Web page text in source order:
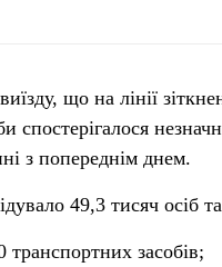
що на лінії
спостерігалося
з попереднім днем.
49,3 тисяч осіб
засобів;